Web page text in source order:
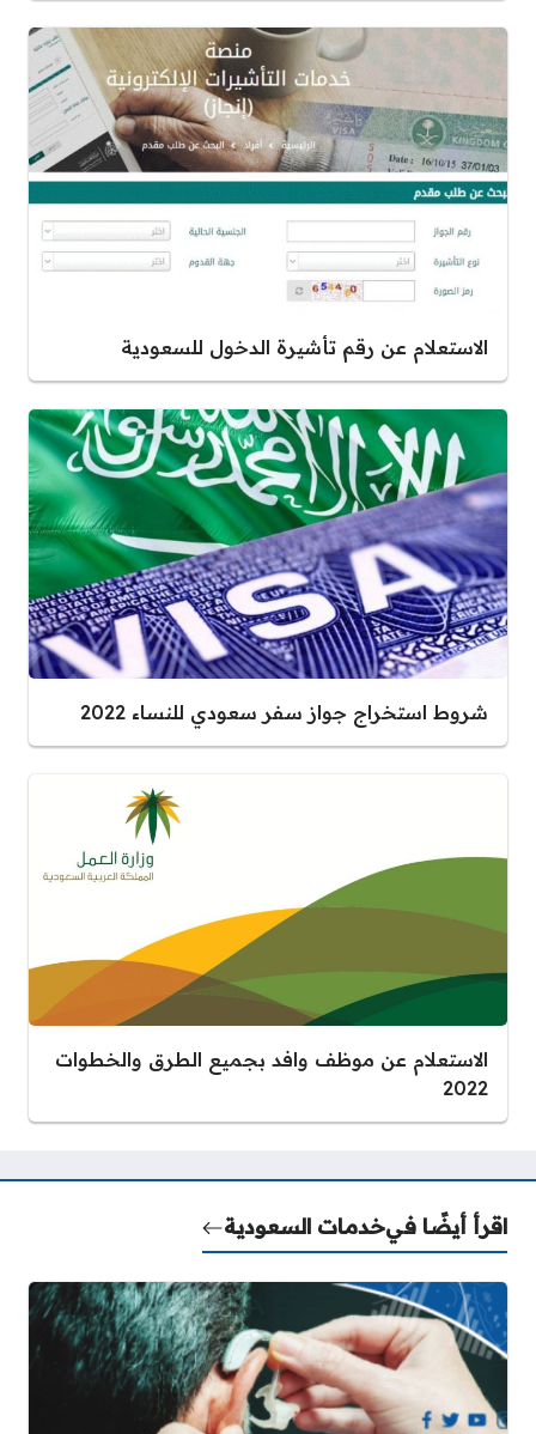
الاستعلام عن رقم تأشيرة الدخول للسعودية
شروط استخراج جواز سفر سعودي للنساء 2022
الاستعلام عن موظف وافد بجميع الطرق والخطوات
2022
اقرأ أيضًا فيخدمات السعودية